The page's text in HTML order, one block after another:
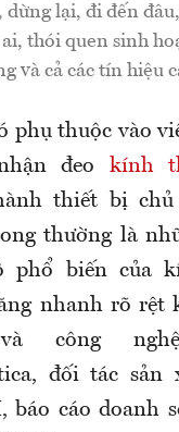
dừng lại, đi đến
thói quen sinh
và cả các tín hiệu
phụ thuộc vào
đeo kính
thiết bị
thường là
phổ biến của
nhanh rõ rệt
công
đối tác sản
báo cáo doanh